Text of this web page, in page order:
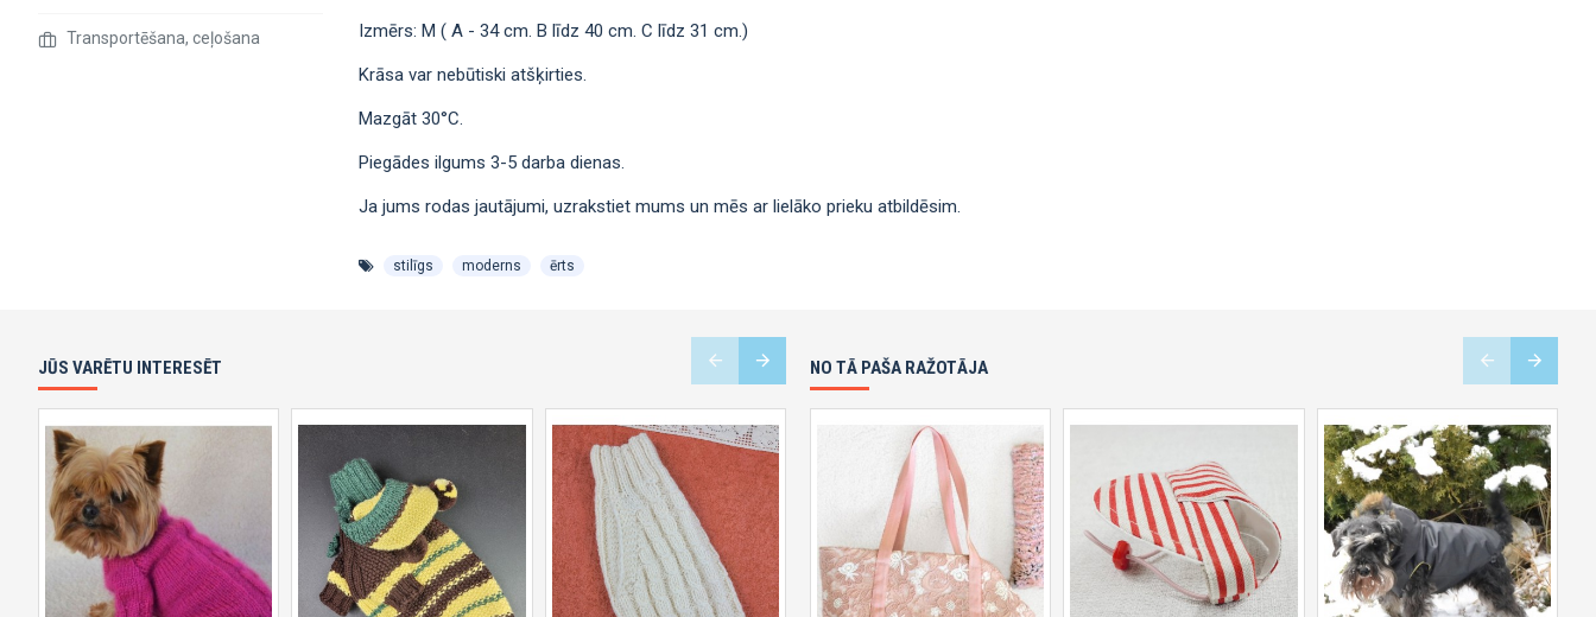
Transportēšana, ceļošana Izmērs: M ( A - 34 cm. B līdz 40 cm. C līdz 31 cm.)
Krāsa var nebūtiski atšķirties.
Mazgāt 30°C.
Piegādes ilgums 3-5 darba dienas.
Ja jums rodas jautājumi, uzrakstiet mums un mēs ar lielāko prieku atbildēsim.
stilīgs moderns ērts
JŪS VARĒTU INTERESĒT NO TĀ PAŠA RAŽOTĀJA